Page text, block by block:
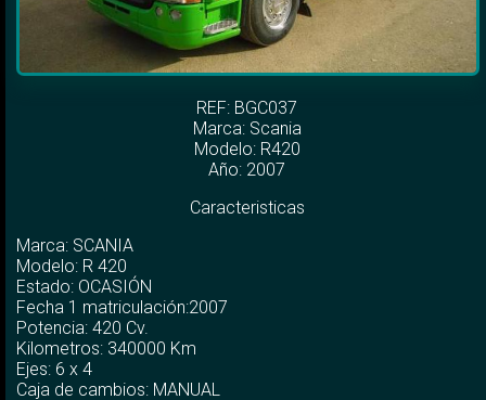
REF: BGC037
Marca: Scania
Modelo: R420
Año: 2007
Caracteristicas
Marca: SCANIA
Modelo: R 420
Estado: OCASIÓN
Fecha 1 matriculación:2007
Potencia: 420 Cv.
Kilometros: 340000 Km
Ejes: 6 x 4
Caja de cambios: MANUAL